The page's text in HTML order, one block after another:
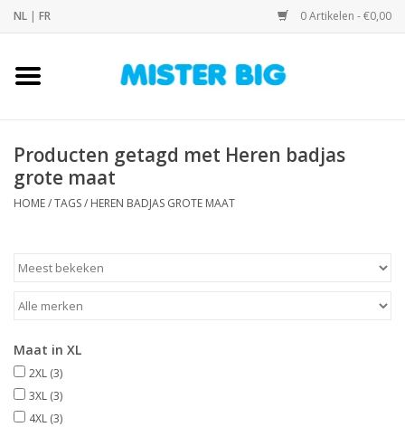
NL | FR 0 Artikelen - €0,00
Home
Onze Winkel
Merken
Producten getagd met Heren badjas
grote maat
HOME/TAGS/ HEREN BADJAS GROTE MAAT
Maat in XL
2XL (3)
3XL (3)
4XL (3)